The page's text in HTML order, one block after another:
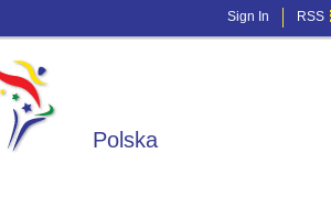
RSS
Sign In
Polska